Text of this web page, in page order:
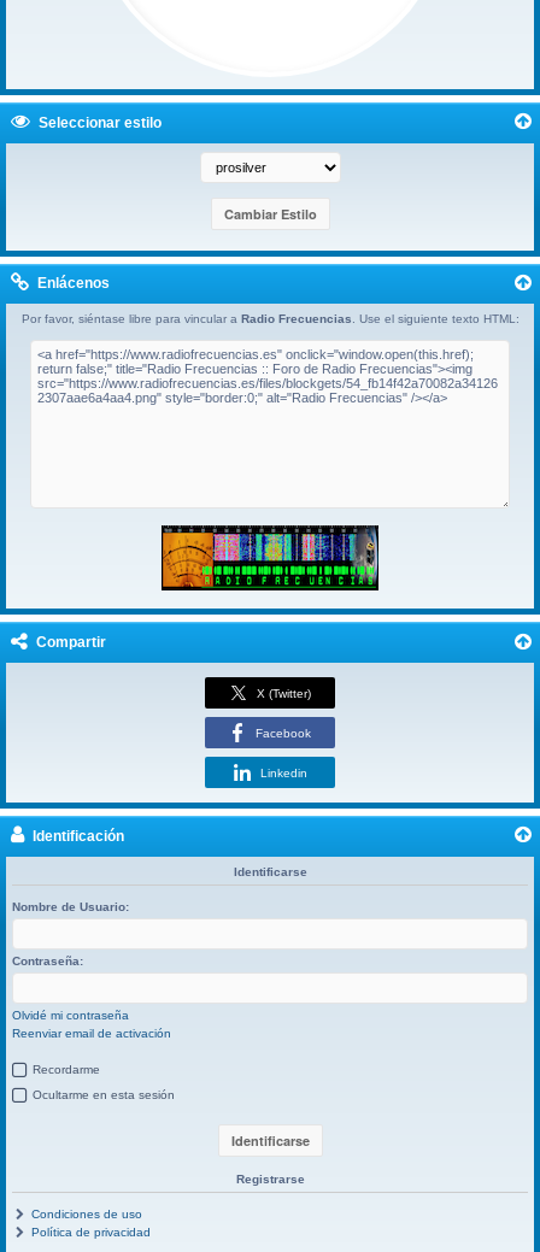
Seleccionar estilo
Enlácenos
Por favor, siéntase libre para vincular a Radio Frecuencias. Use el siguiente texto HTML:
Compartir
X (Twitter)
Facebook
Linkedin
Identificación
Identificarse
Nombre de Usuario:
Contraseña:
Olvidé mi contraseña
Reenviar email de activación
Recordarme
Ocultarme en esta sesión
Registrarse
Condiciones de uso
Política de privacidad